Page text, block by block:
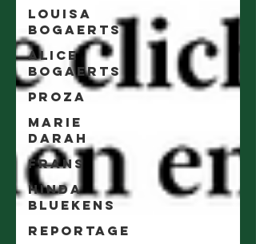
Louisa
Bogaerts
Alice
Bogaerts
Proza
Marie
Darah
Frans
Hinda
Bluekens
Reportage